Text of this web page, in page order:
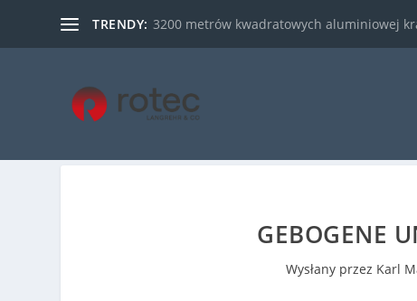
TRENDY: 3200 metrów kwadratowych aluminiowej
GEBOGENE
Wysłany przez Karl